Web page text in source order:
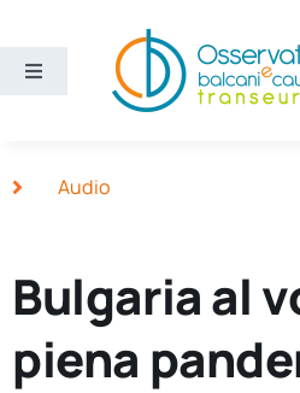
contenuto
Toggle
Ricerca e divulgazione
Sezioni
Audio
Bulgaria al
piena